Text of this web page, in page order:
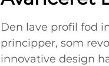
Den lave profil fod
principper, som
innovative design